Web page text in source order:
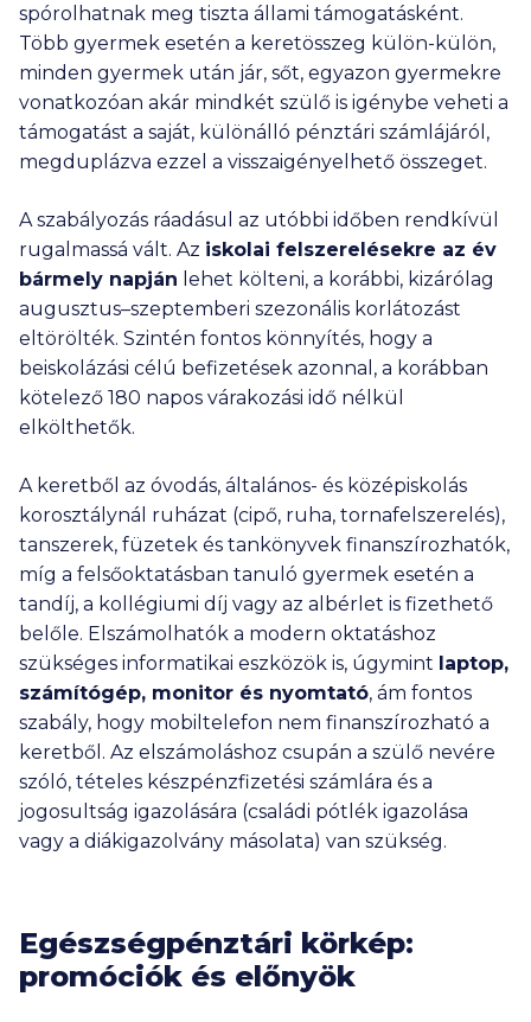
spórolhatnak meg tiszta állami támogatásként.
Több gyermek esetén a keretösszeg külön-külön,
minden gyermek után jár, sőt, egyazon gyermekre
vonatkozóan akár mindkét szülő is igénybe veheti a
támogatást a saját, különálló pénztári számlájáról,
megduplázva ezzel a visszaigényelhető összeget.
A szabályozás ráadásul az utóbbi időben rendkívül
rugalmassá vált. Az iskolai felszerelésekre az év
bármely napján lehet költeni, a korábbi, kizárólag
augusztus–szeptemberi szezonális korlátozást
eltörölték. Szintén fontos könnyítés, hogy a
beiskolázási célú befizetések azonnal, a korábban
kötelező 180 napos várakozási idő nélkül
elkölthetők.
A keretből az óvodás, általános- és középiskolás
korosztálynál ruházat (cipő, ruha, tornafelszerelés),
tanszerek, füzetek és tankönyvek finanszírozhatók,
míg a felsőoktatásban tanuló gyermek esetén a
tandíj, a kollégiumi díj vagy az albérlet is fizethető
belőle. Elszámolhatók a modern oktatáshoz
szükséges informatikai eszközök is, úgymint laptop,
számítógép, monitor és nyomtató, ám fontos
szabály, hogy mobiltelefon nem finanszírozható a
keretből. Az elszámoláshoz csupán a szülő nevére
szóló, tételes készpénzfizetési számlára és a
jogosultság igazolására (családi pótlék igazolása
vagy a diákigazolvány másolata) van szükség.
Egészségpénztári körkép:
promóciók és előnyök